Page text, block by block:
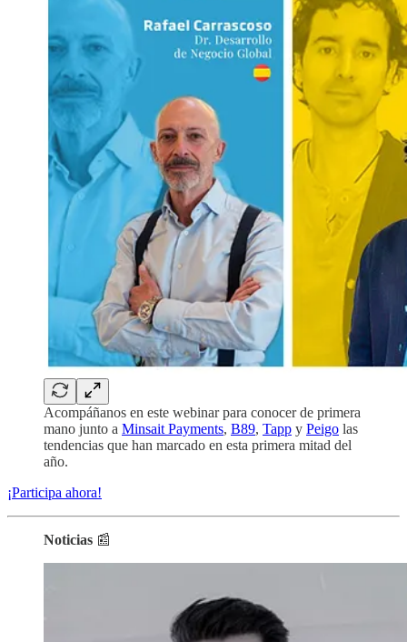
Acompáñanos en este webinar para conocer de primera
mano junto a Minsait Payments, B89, Tapp y Peigo las
tendencias que han marcado en esta primera mitad del
año.
¡Participa ahora!
Noticias 📰